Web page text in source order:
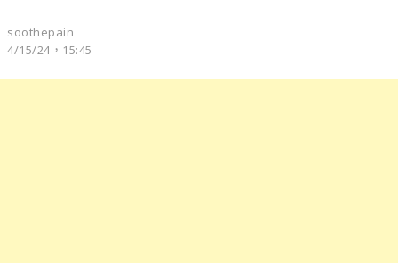
soothepain
4/15/24，15:45